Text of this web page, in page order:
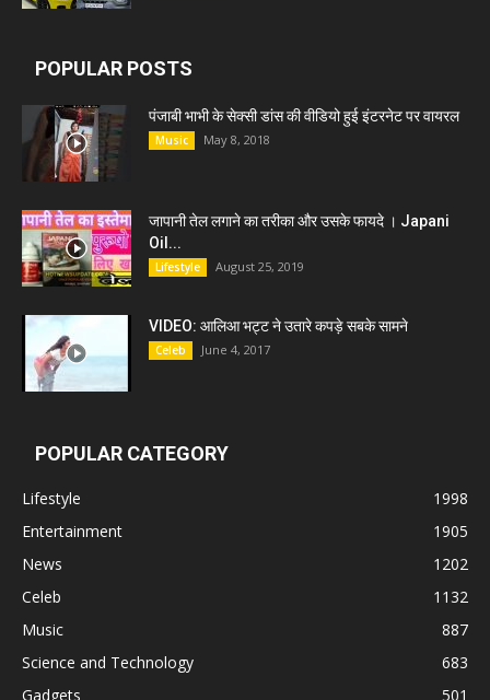
POPULAR POSTS
पंजाबी भाभी के सेक्सी डांस की वीडियो हुई इंटरनेट पर वायरल
Music May 8, 2018
जापानी तेल लगाने का तरीका और उसके फायदे । Japani
Oil...
Lifestyle August 25, 2019
VIDEO: आलिआ भट्ट ने उतारे कपड़े सबके सामने
Celeb June 4, 2017
POPULAR CATEGORY
Lifestyle
1998
Entertainment
1905
News
1202
Celeb
1132
Music
887
Science and Technology
683
Gadgets
501